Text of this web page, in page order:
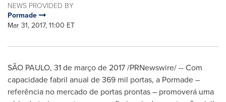
NEWS PROVIDED BY
Pormade
Mar 31, 2017, 11:00 ET
SÃO PAULO, 31 de março de 2017 /PRNewswire/ -- Com
capacidade fabril anual de 369 mil portas, a Pormade –
referência no mercado de portas prontas – promoverá uma